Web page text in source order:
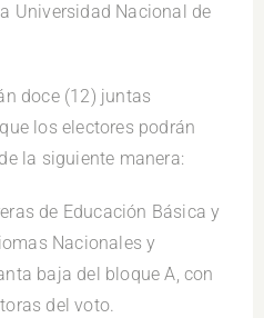
Universidad Nacional de
doce (12) juntas
los electores podrán
la siguiente manera:
de Educación Básica y
Nacionales y
baja del bloque A, con
del voto.